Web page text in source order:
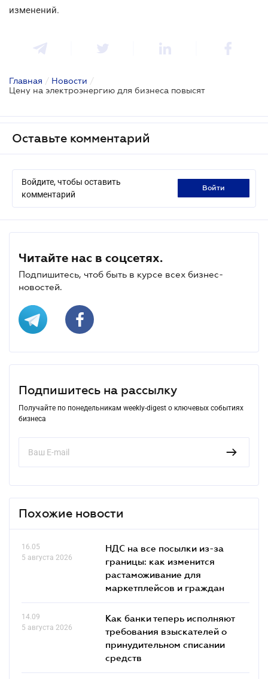
изменений.
Главная / Новости /
Цену на электроэнергию для бизнеса повысят
Оставьте комментарий
Войдите, чтобы оставить
комментарий
войти
Читайте нас в соцсетях.
Подпишитесь, чтоб быть в курсе всех бизнес-
новостей.
Подпишитесь на рассылку
Получайте по понедельникам weekly-digest о ключевых событиях
бизнеса
Похожие новости
16.05
5 августа 2026
НДС на все посылки из-за
границы: как изменится
растаможивание для
маркетплейсов и граждан
14.09
5 августа 2026
Как банки теперь исполняют
требования взыскателей о
принудительном списании
средств